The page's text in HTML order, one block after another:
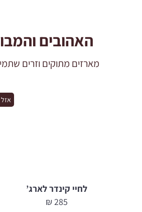
האהובים
מארזים מתוקים וזרים
לחיי קינדר לארג’
285
₪